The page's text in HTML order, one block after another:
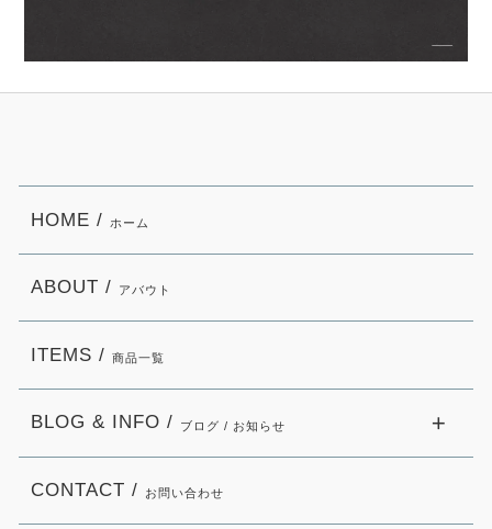
HOME / ホーム
ABOUT / アバウト
ITEMS / 商品一覧
BLOG & INFO / ブログ / お知らせ
CONTACT / お問い合わせ